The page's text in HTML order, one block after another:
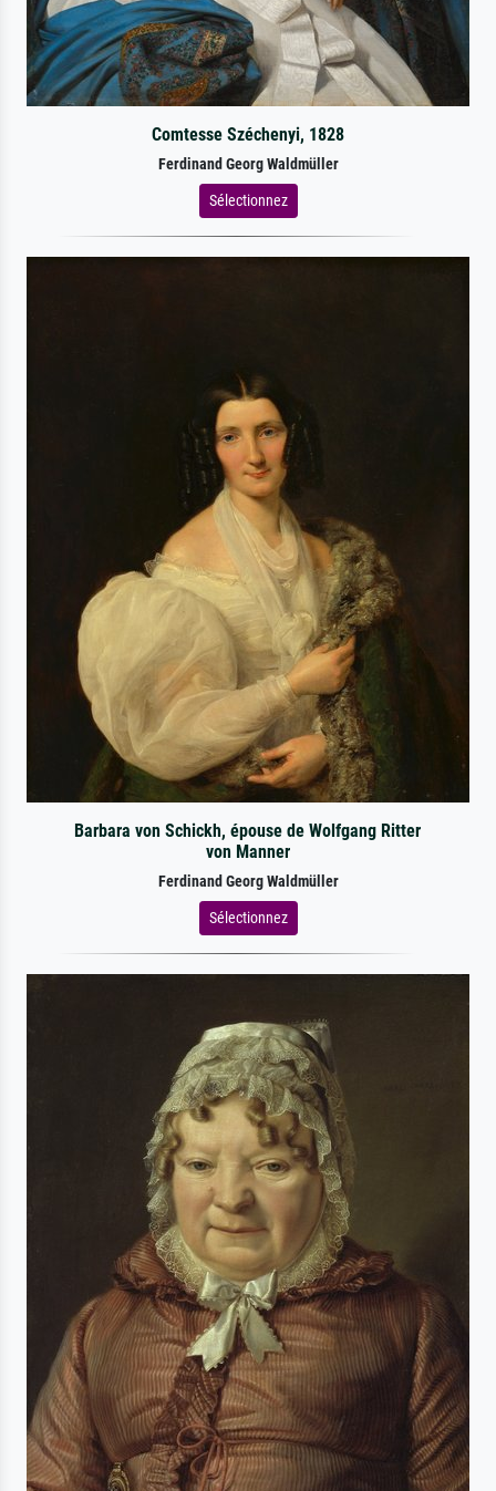
Comtesse Széchenyi, 1828
Ferdinand Georg Waldmüller
Sélectionnez
Barbara von Schickh, épouse de Wolfgang Ritter
von Manner
Ferdinand Georg Waldmüller
Sélectionnez